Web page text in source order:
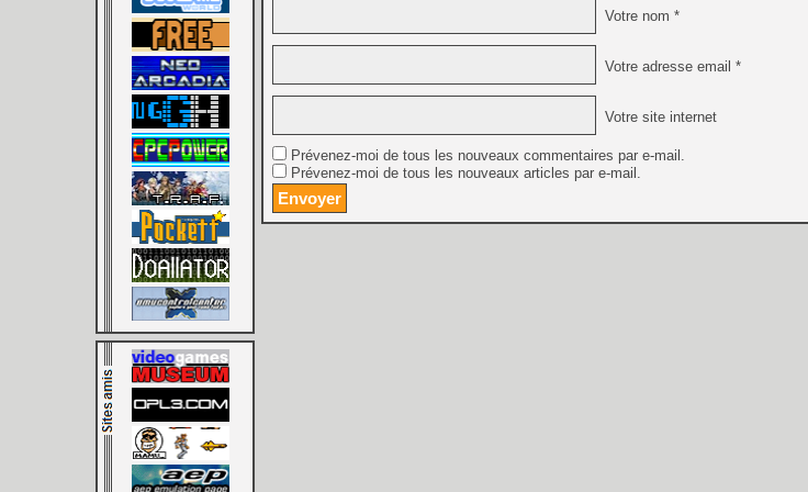
Votre nom *
Votre adresse email *
Votre site internet
Prévenez-moi de tous les nouveaux commentaires par e-mail.
Prévenez-moi de tous les nouveaux articles par e-mail.